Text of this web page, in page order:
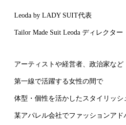
Leoda by LADY SUIT代表
Tailor Made Suit Leoda ディレクター
アーティストや経営者、政治家など
第一線で活躍する女性の間で
体型・個性を活かしたスタイリッ
某アパレル会社でファッションアド